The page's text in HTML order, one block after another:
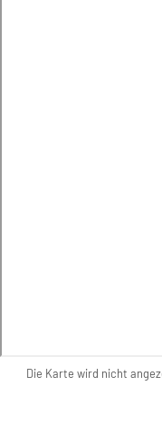
Die Karte wird nicht